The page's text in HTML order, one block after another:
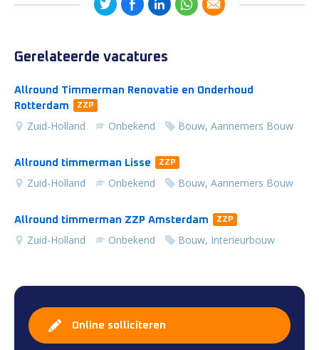
Gerelateerde vacatures
Allround Timmerman Renovatie en Onderhoud
Rotterdam
ZZP
Zuid-Holland Onbekend Bouw, Aannemers Bouw
Allround timmerman Lisse ZZP
Zuid-Holland Onbekend Bouw, Aannemers Bouw
Allround timmerman ZZP Amsterdam ZZP
Zuid-Holland Onbekend Bouw, Interieurbouw
Online solliciteren